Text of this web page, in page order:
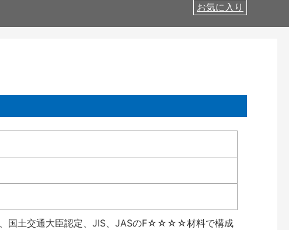
お気に入り
、国土交通大臣認定、JIS、JASのF☆☆☆☆材料で構成